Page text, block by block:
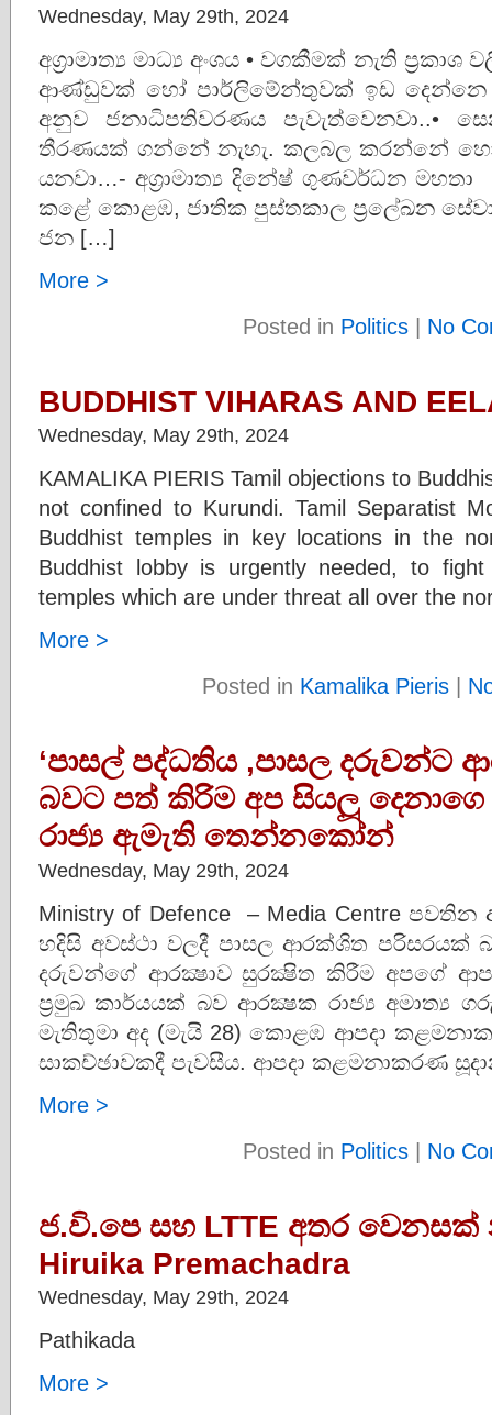
Wednesday, May 29th, 2024
අග්‍රාමාත්‍ය මාධ්‍ය අංශය • වගකීමක් නැති
ආණ්ඩුවක් හෝ පාර්ලිමේන්තුවක් ඉඩ දෙන්නෙ
අනුව ජනාධිපතිවරණය පැවැත්වෙනවා..•
තීරණයක් ගන්නේ නැහැ. කලබල කරන්නේ හෝ
යනවා…- අග්‍රාමාත්‍ය දිනේෂ් ගුණවර්ධන මහතා
කළේ කොළඹ, ජාතික පුස්තකාල ප්‍රලේඛන
ජන […]
More >
Posted in Politics | No
BUDDHIST VIHARAS AND
Wednesday, May 29th, 2024
KAMALIKA PIERIS Tamil objections to
not confined to Kurundi. Tamil Separatist
Buddhist temples in key locations in the
Buddhist lobby is urgently needed, to
temples which are under threat all over the
More >
Posted in Kamalika Pieris |
‘පාසල් පද්ධතිය ,පාසල දරුවන්ට
බවට පත් කිරිම අප සියලූ
රාජ්‍ය ඇමැති තෙන්නකෝන්
Wednesday, May 29th, 2024
Ministry of Defence – Media Centre
හදිසි අවස්ථා වලදී පාසල ආරක්ශිත
දරුවන්ගේ ආරක්‍ෂාව සුරක්‍ෂිත කිරීම අපගේ
ප්‍රමුඛ කාර්යයක් බව ආරක්‍ෂක රාජ්‍ය
මැතිතුමා අද (මැයි 28) කොළඹ ආපදා
සාකච්ඡාවකදී පැවසීය. ආපදා කළමනාකරණ
More >
Posted in Politics | No
ජ.වි.පෙ සහ LTTE අතර
Hiruika Premachadra
Wednesday, May 29th, 2024
Pathikada
More >